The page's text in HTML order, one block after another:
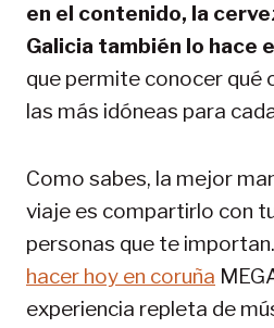
en el contenido, la
Galicia también lo hace
que permite conocer qué
las más idóneas para
Como sabes, la mejor
viaje es compartirlo con
personas que te
hacer hoy en coruña
experiencia repleta de